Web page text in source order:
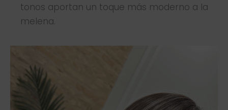
tonos aportan un toque más moderno a la
melena.